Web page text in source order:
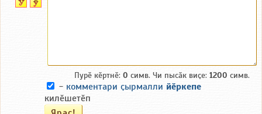
Пурӗ кӗртнӗ: 0 симв. Чи пысӑк виҫе: 1200 симв.
- комментари ҫырмалли йӗркепе
килӗшетӗп